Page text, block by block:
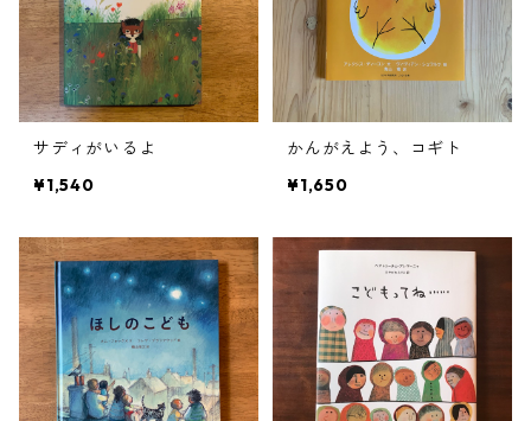
サディがいるよ
¥1,540
かんがえよう、コギト
¥1,650